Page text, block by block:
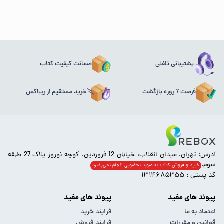
پشتیبانی تلفنی ضمانت کیفیت کتاب
فرصت 7 روزه بازگشت خرید مستقیم از ریباکس
آدرس: تهران، میدان انقلاب، خیابان 12 فروردین، کوچه نوروز پلاک 27 طبقه
سوم. خرید و فروش کتاب به صورت حضوری انجام‌ نمی‌پذیرد
کد پستی : ۱۳۱۴۶۸۵۳۵۵
پیوند های مفید
اعتماد به ما
پیوند های مفید
فرایند خرید